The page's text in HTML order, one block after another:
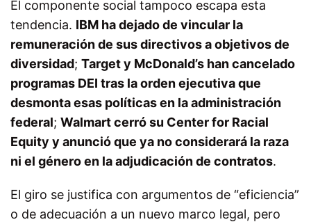
El componente social tampoco escapa esta
tendencia. IBM ha dejado de vincular la
remuneración de sus directivos a objetivos de
diversidad; Target y McDonald’s han cancelado
programas DEI tras la orden ejecutiva que
desmonta esas políticas en la administración
federal; Walmart cerró su Center for Racial
Equity y anunció que ya no considerará la raza
ni el género en la adjudicación de contratos.
El giro se justifica con argumentos de “eficiencia”
o de adecuación a un nuevo marco legal, pero